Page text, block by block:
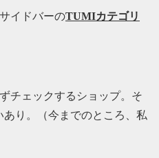
イドバーのTUMIカテゴリ
チェックするショップ。そ
り。（今までのところ、私